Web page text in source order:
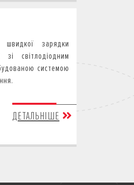
швидкої зарядки
світлодіодним
системою
ДЕТАЛЬНІШЕ